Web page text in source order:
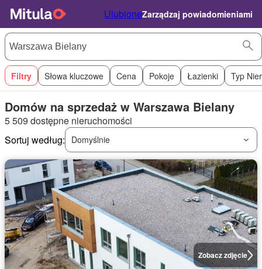
UlubioneZarządzaj powiadomieniami
Filtry Słowa kluczowe Cena Pokoje Łazienki Typ
Domów na sprzedaż w Warszawa Bielany
5 509 dostępne nieruchomości
Sortuj według:
Domyślnie
Zobacz zdjęcie